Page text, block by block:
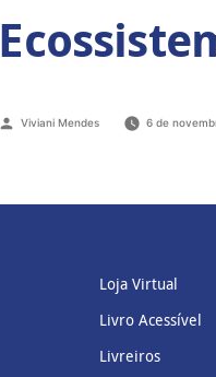
Viviani Mendes 6 de
Loja Virtual
Livro Acessível
Livreiros